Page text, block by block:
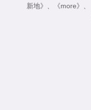
新地》 、 《more》 、